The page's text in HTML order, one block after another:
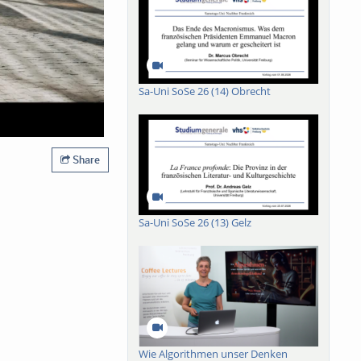
Share
Sa-Uni SoSe 26 (14) Obrecht
Sa-Uni SoSe 26 (13) Gelz
Wie Algorithmen unser Denken